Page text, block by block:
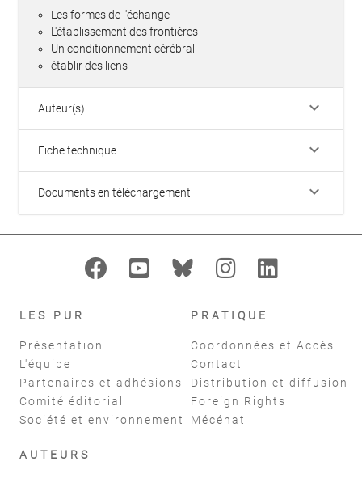
Les formes de l'échange
L'établissement des frontières
Un conditionnement cérébral
établir des liens
Auteur(s) keyboard_arrow_down
Fiche technique keyboard_arrow_down
Documents en téléchargement keyboard_arrow_down
LES PUR
Présentation
L'équipe
Partenaires et adhésions
Comité éditorial
Société et environnement
PRATIQUE
Coordonnées et Accès
Contact
Distribution et diffusion
Foreign Rights
Mécénat
AUTEURS